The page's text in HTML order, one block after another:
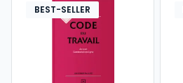
BEST-SELLER